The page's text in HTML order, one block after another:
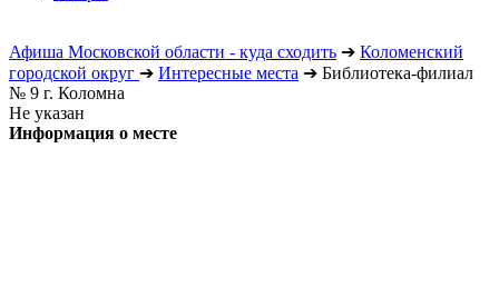
Афиша Московской области - куда сходить ➔ Коломенский
городской округ ➔ Интересные места ➔ Библиотека-филиал
№ 9 г. Коломна
Не указан
Информация о месте